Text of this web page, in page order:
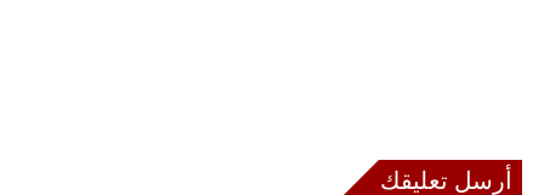
أرسل تعليقك